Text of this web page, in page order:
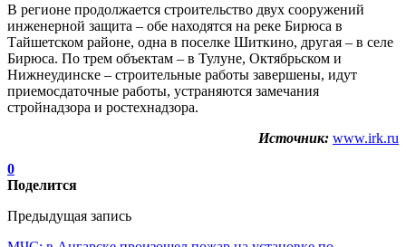
В регионе продолжается строительство двух сооружений
инженерной защита – обе находятся на реке Бирюса в
Тайшетском районе, одна в поселке Шиткино, другая – в селе
Бирюса. По трем объектам – в Тулуне, Октябрьском и
Нижнеудинске – строительные работы завершены, идут
приемосдаточные работы, устраняются замечания
стройнадзора и ростехнадзора.
Источник: www.irk.ru
0
Поделится
Предыдущая запись